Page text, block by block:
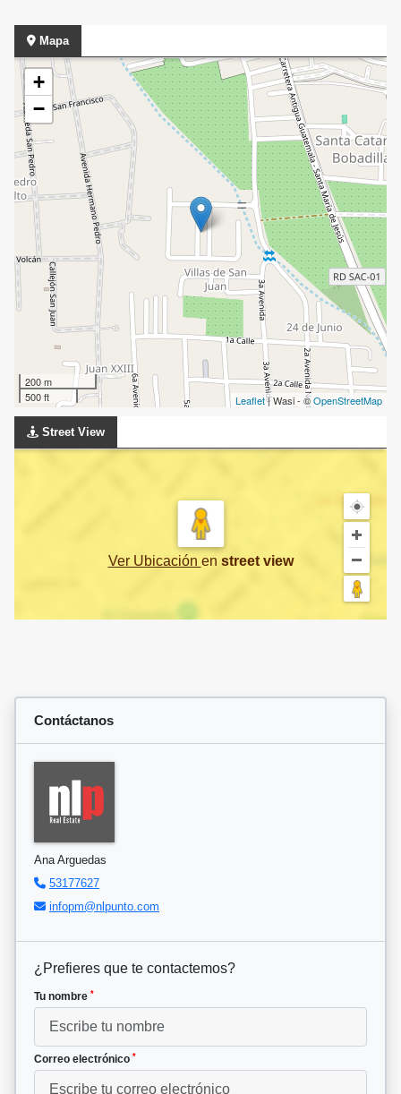
Mapa
+
−
200 m
500 ft
Leaflet| Wasi - ©OpenStreetMap
Street View
Ver Ubicación en street view
Contáctanos
Ana Arguedas
53177627
infopm@nlpunto.com
¿Prefieres que te contactemos?
Tu nombre *
Correo electrónico *